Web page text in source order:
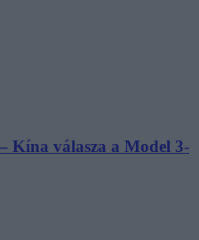
Kína válasza a Model 3-